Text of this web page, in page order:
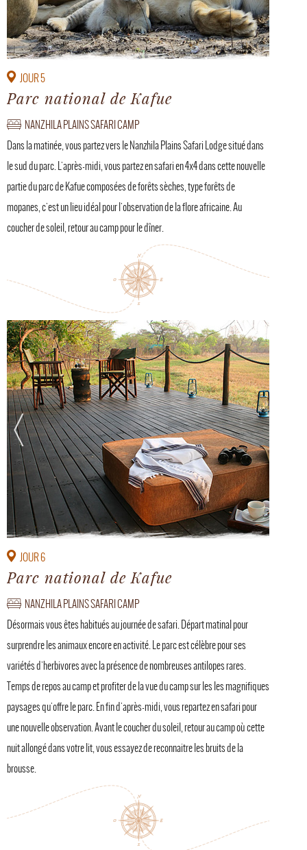
JOUR 5
Parc national de Kafue
NANZHILA PLAINS SAFARI CAMP
Dans la matinée, vous partez vers le Nanzhila Plains Safari Lodge situé dans
le sud du parc. L'après-midi, vous partez en safari en 4x4 dans cette nouvelle
partie du parc de Kafue composées de forêts sèches, type forêts de
mopanes, c'est un lieu idéal pour l'observation de la flore africaine. Au
coucher de soleil, retour au camp pour le dîner.
JOUR 6
Parc national de Kafue
NANZHILA PLAINS SAFARI CAMP
Désormais vous êtes habitués au journée de safari. Départ matinal pour
surprendre les animaux encore en activité. Le parc est célèbre pour ses
variétés d'herbivores avec la présence de nombreuses antilopes rares.
Temps de repos au camp et profiter de la vue du camp sur les les magnifiques
paysages qu'offre le parc. En fin d'après-midi, vous repartez en safari pour
une nouvelle observation. Avant le coucher du soleil, retour au camp où cette
nuit allongé dans votre lit, vous essayez de reconnaitre les bruits de la
brousse.